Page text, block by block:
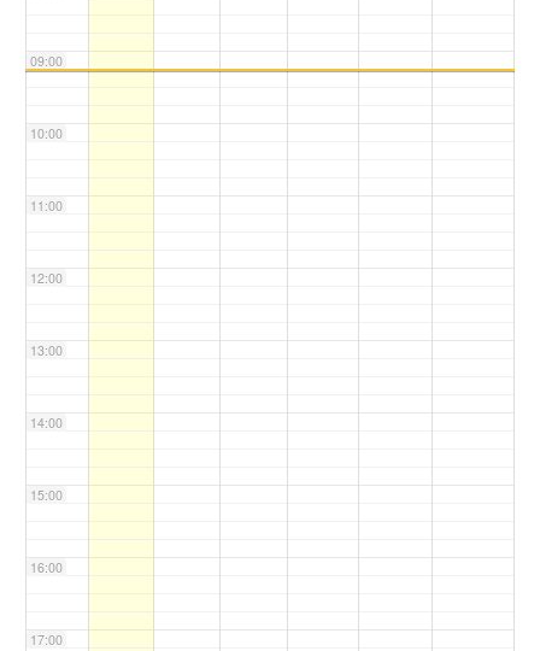
09:00
10:00
11:00
12:00
13:00
14:00
15:00
16:00
17:00